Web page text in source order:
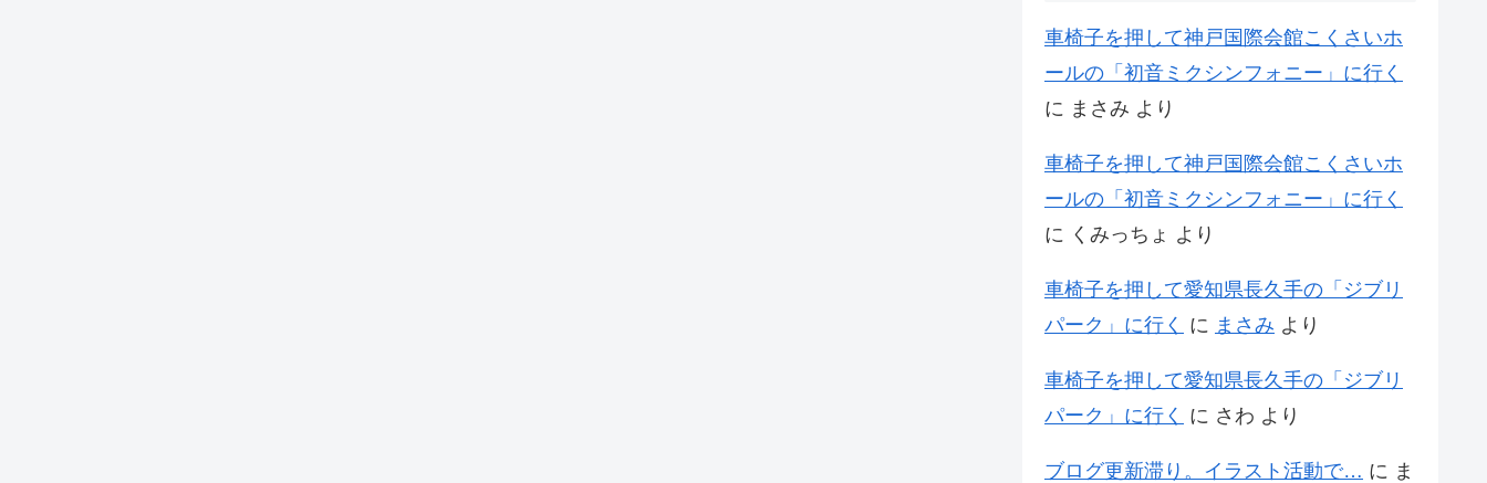
車椅子を押して神戸国際会館こくさいホ
ールの「初音ミクシンフォニー」に行く
に まさみ より
車椅子を押して神戸国際会館こくさいホ
ールの「初音ミクシンフォニー」に行く
に くみっちょ より
車椅子を押して愛知県長久手の「ジブリ
パーク」に行く に まさみ より
車椅子を押して愛知県長久手の「ジブリ
パーク」に行く に さわ より
ブログ更新滞り。イラスト活動で… に ま